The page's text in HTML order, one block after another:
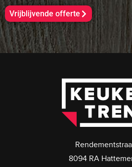
Vrijblijvende offerte
8094 RA